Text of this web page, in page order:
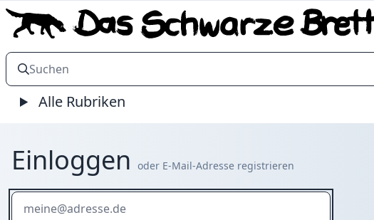
Alle Rubriken
Einloggen oder E-Mail-Adresse registrieren
Wenn
du